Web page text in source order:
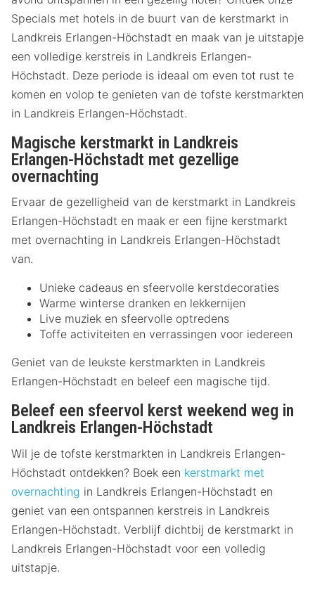
Specials met hotels in de buurt van de kerstmarkt in
Landkreis Erlangen-Höchstadt en maak van je uitstapje
een volledige kerstreis in Landkreis Erlangen-
Höchstadt. Deze periode is ideaal om even tot rust te
komen en volop te genieten van de tofste kerstmarkten
in Landkreis Erlangen-Höchstadt.
Magische kerstmarkt in Landkreis
Erlangen-Höchstadt met gezellige
overnachting
Ervaar de gezelligheid van de kerstmarkt in Landkreis
Erlangen-Höchstadt en maak er een fijne kerstmarkt
met overnachting in Landkreis Erlangen-Höchstadt
van.
Unieke cadeaus en sfeervolle kerstdecoraties
Warme winterse dranken en lekkernijen
Live muziek en sfeervolle optredens
Toffe activiteiten en verrassingen voor iedereen
Geniet van de leukste kerstmarkten in Landkreis
Erlangen-Höchstadt en beleef een magische tijd.
Beleef een sfeervol kerst weekend weg in
Landkreis Erlangen-Höchstadt
Wil je de tofste kerstmarkten in Landkreis Erlangen-
Höchstadt ontdekken? Boek een kerstmarkt met
overnachting in Landkreis Erlangen-Höchstadt en
geniet van een ontspannen kerstreis in Landkreis
Erlangen-Höchstadt. Verblijf dichtbij de kerstmarkt in
Landkreis Erlangen-Höchstadt voor een volledig
uitstapje.